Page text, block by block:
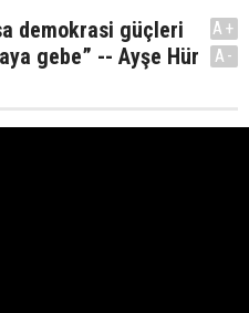
demokrasi güçleri
gebe” -- Ayşe Hür
A+
A-